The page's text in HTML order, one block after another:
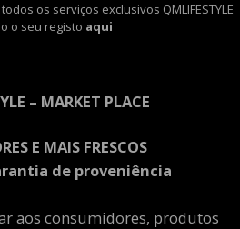
os serviços exclusivos QMLIFESTYLE
o seu registo aqui
– MARKET PLACE
E MAIS FRESCOS
de proveniência
aos consumidores, produtos